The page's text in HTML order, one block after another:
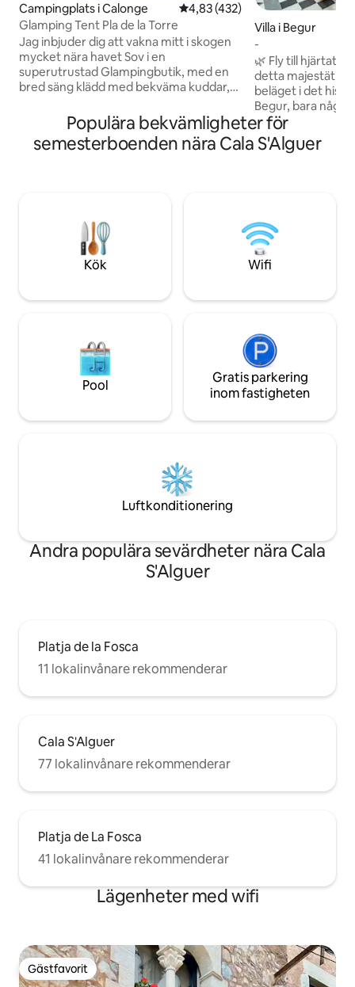
Campingplats i Calonge 4,83 av 5 i genomsnittligt
4,83 (432)
Glamping Tent Pla de la Torre
Jag inbjuder dig att vakna mitt i skogen
mycket nära havet Sov i en
superutrustad Glampingbutik, med en
bred säng klädd med bekväma kuddar,
uttag och privat terrass. Vi garanterar
lugn och mycket personlig
uppmärksamhet! Boka den perfekta
en extra daglig avgift kan du ta med ditt
husdjur :) Vi ser fram emot att se dig!
Villa i Begur
-
🌿 Fly till hjärtat
detta
beläget i det
Begur, bara
huvudtorget.
grupper av
historiska hem
pulserande lokala
att varva ner och
Medelhavets
Populära bekvämligheter för
semesterboenden nära Cala S'Alguer
Kök Wifi
Pool
Gratis parkering
inom fastigheten
Luftkonditionering
Andra populära sevärdheter nära Cala
S'Alguer
Platja de la Fosca
11 lokalinvånare rekommenderar
Cala S'Alguer
77 lokalinvånare rekommenderar
Platja de La Fosca
41 lokalinvånare rekommenderar
Lägenheter med wifi
Gästfavorit
Gästfavorit